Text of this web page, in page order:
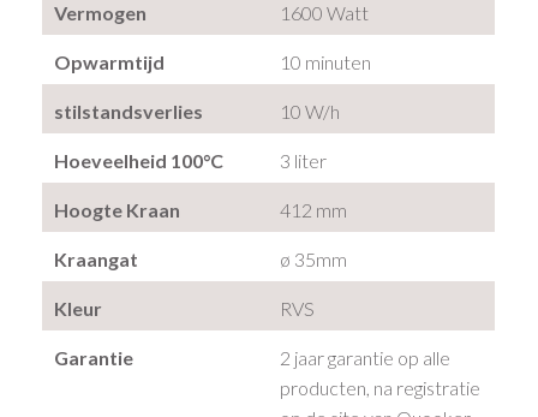
Vermogen 1600 Watt
Opwarmtijd 10 minuten
stilstandsverlies 10 W/h
Hoeveelheid 100°C 3 liter
Hoogte Kraan 412 mm
Kraangat ø 35mm
Kleur RVS
Garantie
2 jaar garantie op alle
producten, na registratie